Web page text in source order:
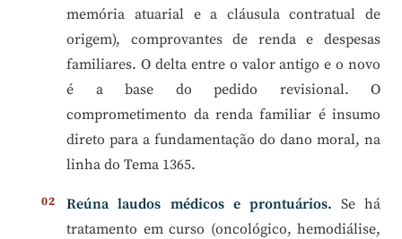
memória atuarial e a cláusula contratual de
origem), comprovantes de renda e despesas
familiares. O delta entre o valor antigo e o novo
é a base do pedido revisional. O
comprometimento da renda familiar é insumo
direto para a fundamentação do dano moral, na
linha do Tema 1365.
Reúna laudos médicos e prontuários. Se há
tratamento em curso (oncológico, hemodiálise,